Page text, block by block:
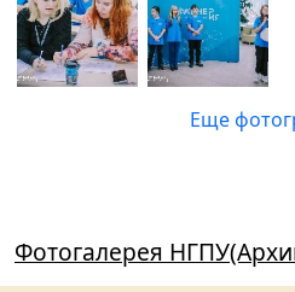
Еще
Фотогалерея